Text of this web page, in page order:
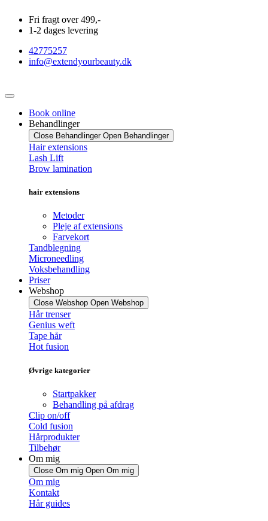
indhold
Fri fragt over 499,-
1-2 dages levering
42775257
info@extendyourbeauty.dk
Book online
Behandlinger
Close Behandlinger Open Behandlinger
Hair extensions
Lash Lift
Brow lamination
hair extensions
Metoder
Pleje af extensions
Farvekort
Tandblegning
Microneedling
Voksbehandling
Priser
Webshop
Close Webshop Open Webshop
Hår trenser
Genius weft
Tape hår
Hot fusion
Øvrige kategorier
Startpakker
Behandling på afdrag
Clip on/off
Cold fusion
Hårprodukter
Tilbehør
Om mig
Close Om mig Open Om mig
Om mig
Kontakt
Hår guides